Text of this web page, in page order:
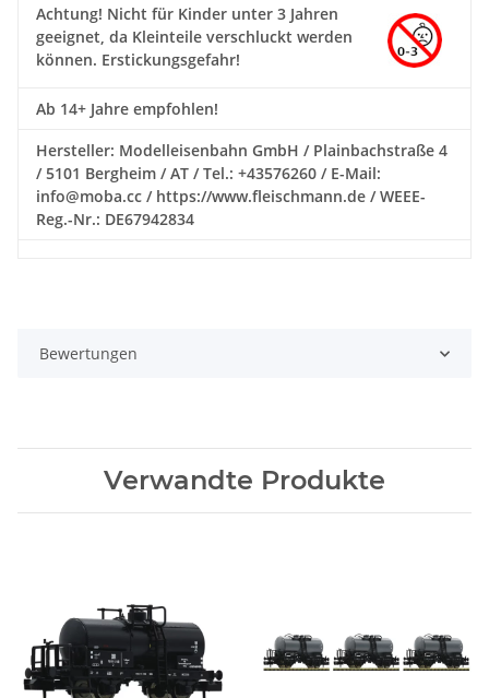
Achtung! Nicht für Kinder unter 3 Jahren
geeignet, da Kleinteile verschluckt werden
können. Erstickungsgefahr!
Ab 14+ Jahre empfohlen!
Hersteller: Modelleisenbahn GmbH / Plainbachstraße 4
/ 5101 Bergheim / AT / Tel.: +43576260 / E-Mail:
info@moba.cc / https://www.fleischmann.de / WEEE-
Reg.-Nr.: DE67942834
Bewertungen
Verwandte Produkte